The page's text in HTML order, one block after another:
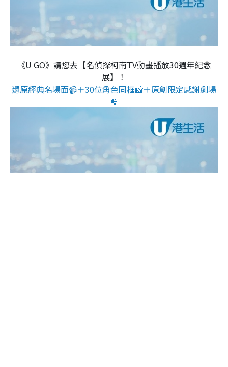
《U GO》請您去【名偵探柯南TV動畫播放30週年紀念
展】！
還原經典名場面📹＋30位角色同框📸＋原創限定感謝劇場
🍿